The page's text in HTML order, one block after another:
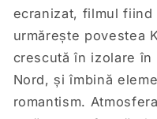
ecranizat, filmul fiind
urmărește povestea
crescută în izolare în
Nord, și îmbină
romantism.